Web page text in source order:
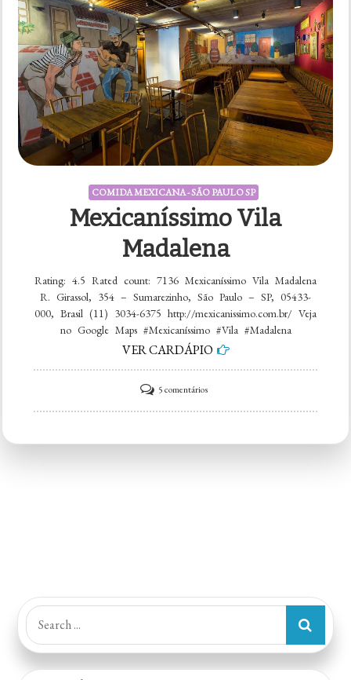
COMIDA MEXICANA - SÃO PAULO SP
Mexicaníssimo Vila
Madalena
Rating: 4.5 Rated count: 7136 Mexicaníssimo Vila Madalena
R. Girassol, 354 – Sumarezinho, São Paulo – SP, 05433-
000, Brasil (11) 3034-6375 http://mexicanissimo.com.br/ Veja
no Google Maps #Mexicaníssimo #Vila #Madalena
VER CARDÁPIO
5 comentáriosem
Mexicaníssimo
Search
for: